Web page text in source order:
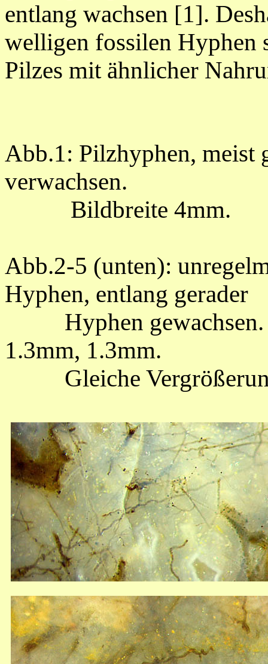
entlang wachsen [1].
welligen fossilen Hyphen
Pilzes mit ähnlicher
Abb.1: Pilzhyphen, meist
verwachsen.
Bildbreite 4mm.
Abb.2-5 (unten):
Hyphen, entlang gerader
Hyphen gewachsen.
1.3mm, 1.3mm.
Gleiche